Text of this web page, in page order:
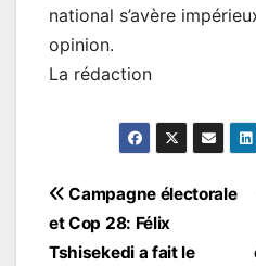
national s’avère
opinion.
La rédaction
Navigation
de
Campagne électorale
et Cop 28: Félix
Tshisekedi a fait le